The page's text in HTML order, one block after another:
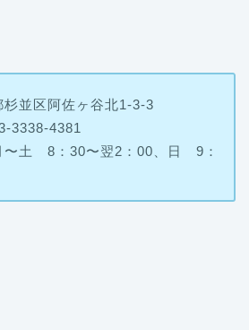
並区阿佐ヶ谷北1-3-3
3338-4381
〜土 8：30〜翌2：00、日 9：